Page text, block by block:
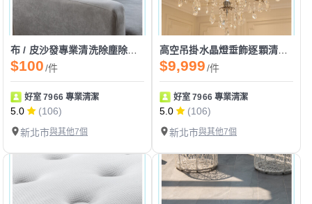
$100/件
好室 7966 專業清潔
5.0
(106)
新北市與其他7個
高空吊掛水晶燈垂飾逐顆清洗，恢復燈飾晶瑩璀璨光彩
$9,999/件
好室 7966 專業清潔
5.0
(106)
新北市與其他7個